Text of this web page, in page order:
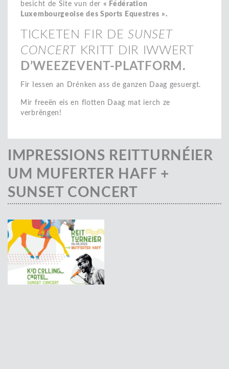
besicht de Site vun der « Fédération
Luxembourgeoise des Sports Equestres ».
TICKETEN FIR DESUNSET
CONCERT
KRITT DIR IWWERT
D’WEEZEVENT-PLATFORM.
Fir Iessen an Drénken ass de ganzen Daag gesuergt.
Mir freeën eis en flotten Daag mat ierch ze
verbrëngen!
IMPRESSIONS REITTURNÉIER
UM MUFERTER HAFF +
SUNSET CONCERT